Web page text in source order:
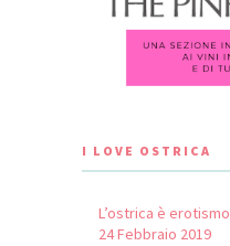
I LOVE OSTRICA
L’ostrica è erotismo
24 Febbraio 2019